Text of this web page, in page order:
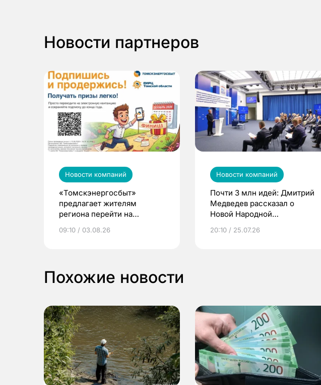
Новости партнеров
Новости компаний
«Томскэнергосбыт»
предлагает жителям
региона перейти на
выиграть призы
09:10 / 03.08.26
Новости компаний
Почти 3 млн идей: Дмитрий
Медведев рассказал о
Новой Народной
20:10 / 25.07.26
Похожие новости